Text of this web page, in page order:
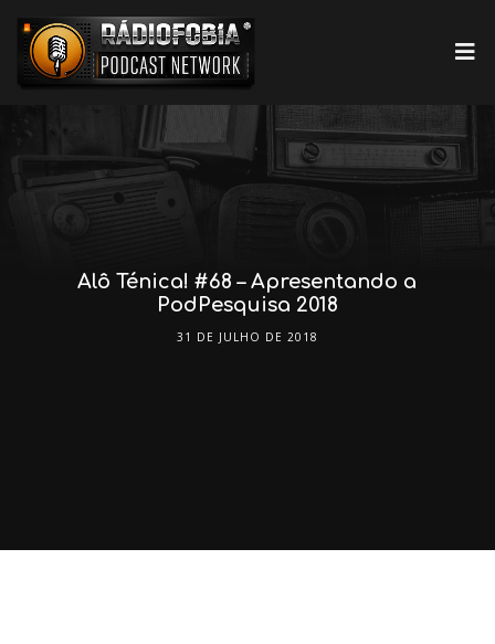
Alô Ténica! #68 – Apresentando a
PodPesquisa 2018
31 DE JULHO DE 2018